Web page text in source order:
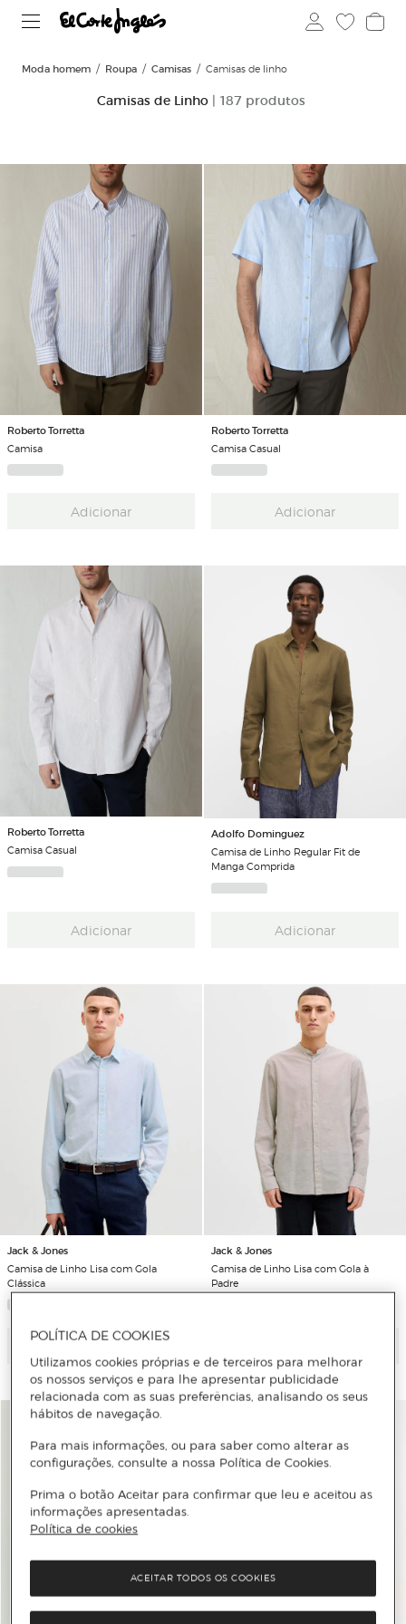
Moda homem Roupa Camisas Camisas de linho
Camisas de Linho | 187 produtos
Roberto Torretta
Camisa
Adicionar
Roberto Torretta
Camisa Casual
Adicionar
Roberto Torretta
Camisa Casual
Adicionar
Adolfo Dominguez
Camisa de Linho Regular Fit de
Manga Comprida
Adicionar
Jack & Jones
Camisa de Linho Lisa com Gola
Clássica
Adicionar
Jack & Jones
Camisa de Linho Lisa com Gola à
Padre
POLÍTICA DE COOKIES
Utilizamos cookies próprias e de terceiros para melhorar
os nossos serviços e para lhe apresentar publicidade
relacionada com as suas preferências, analisando os seus
hábitos de navegação.
Para mais informações, ou para saber como alterar as
configurações, consulte a nossa Política de Cookies.
Prima o botão Aceitar para confirmar que leu e aceitou as
informações apresentadas.
Política de cookies
ACEITAR TODOS OS COOKIES